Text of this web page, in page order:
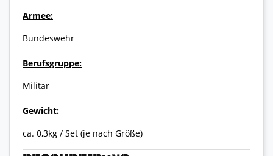
Armee:
Bundeswehr
Berufsgruppe:
Militär
Gewicht:
ca. 0,3kg / Set (je nach Größe)